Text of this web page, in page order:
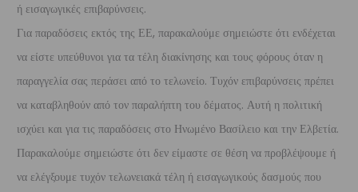
ή εισαγωγικές επιβαρύνσεις.
Για παραδόσεις εκτός της ΕΕ, παρακαλούμε σημειώστε ότι ενδέχεται
να είστε υπεύθυνοι για τα τέλη διακίνησης και τους φόρους όταν η
παραγγελία σας περάσει από το τελωνείο. Τυχόν επιβαρύνσεις πρέπει
να καταβληθούν από τον παραλήπτη του δέματος. Αυτή η πολιτική
ισχύει και για τις παραδόσεις στο Ηνωμένο Βασίλειο και την Ελβετία.
Παρακαλούμε σημειώστε ότι δεν είμαστε σε θέση να προβλέψουμε ή
να ελέγξουμε τυχόν τελωνειακά τέλη ή εισαγωγικούς δασμούς που